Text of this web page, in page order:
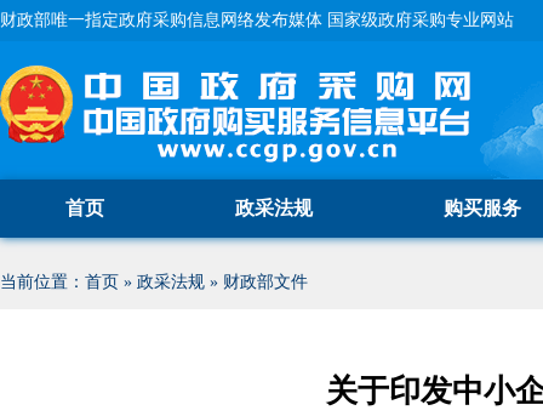
财政部唯一指定政府采购信息网络发布媒体 国家级政府采购专业网站
首页 政采法规 购买服务
当前位置： 首页 » 政采法规 » 财政部文件
关于印发中小